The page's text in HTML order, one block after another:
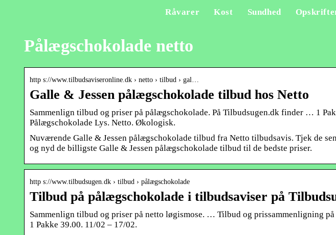
Råvarer Kost Sundhed
Pålægschokolade netto
http s://www.tilbudsaviseronline.dk › netto › tilbud › gal…
Galle & Jessen pålægschokolade tilbud hos Netto
Sammenlign tilbud og priser på pålægschokolade. På Tilbudsugen.dk finder … 1
Pålægschokolade Lys. Netto. Økologisk.
Nuværende Galle & Jessen pålægschokolade tilbud fra Netto tilbudsavis. Tjek de
og nyd de billigste Galle & Jessen pålægschokolade tilbud til de bedste priser.
http s://www.tilbudsugen.dk › tilbud › pålægschokolade
Tilbud på pålægschokolade i tilbudsaviser på
Sammenlign tilbud og priser på netto løgismose. … Tilbud og prissammenligning
1 Pakke 39.00. 11/02 – 17/02.